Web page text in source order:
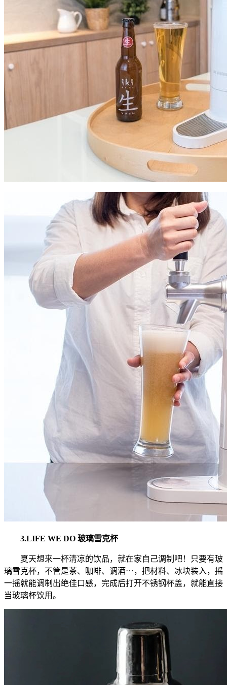
3.LIFE WE DO 玻璃雪克杯
夏天想来一杯清凉的饮品，就在家自己调制吧！只要有玻
璃雪克杯，不管是茶、咖啡、调酒⋯，把材料、冰块装入，摇
一摇就能调制出绝佳口感，完成后打开不锈钢杯盖，就能直接
当玻璃杯饮用。